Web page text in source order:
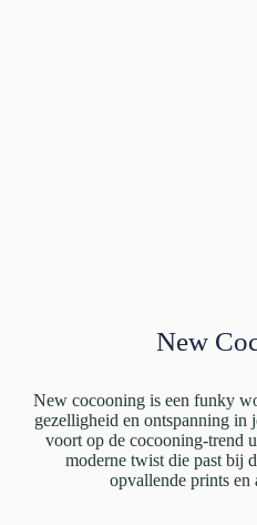
New
New cocooning is een funky
gezelligheid en ontspanning in
voort op de cocooning-trend
moderne twist die past bij
opvallende prints en